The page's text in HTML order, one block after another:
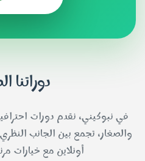
دوراتنا
في نبوكيني، نقدم دورات
والصغار، تجمع بين الجانب
أونلاين مع خيارات